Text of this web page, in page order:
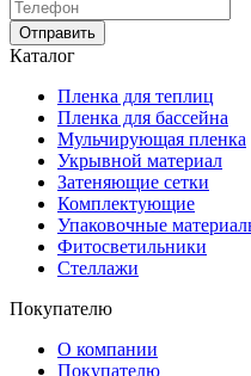
Отправить
Каталог
Пленка для теплиц
Пленка для бассейна
Мульчирующая пленка
Укрывной материал
Затеняющие сетки
Комплектующие
Упаковочные
Фитосветильники
Стеллажи
Покупателю
О компании
Покупателю